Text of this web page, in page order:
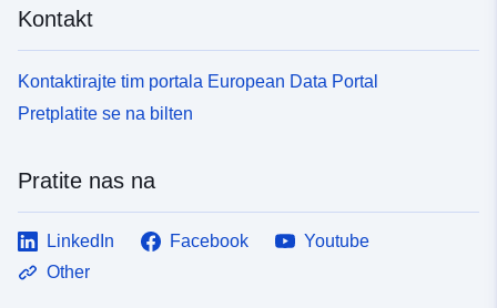
Kontakt
Kontaktirajte tim portala European Data Portal
Pretplatite se na bilten
Pratite nas na
LinkedIn Facebook
Youtube
Other